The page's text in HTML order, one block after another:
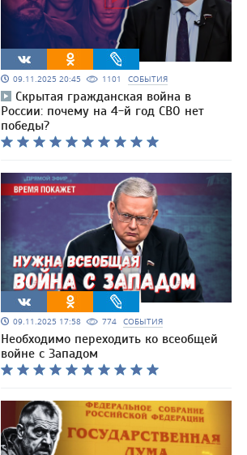
09.11.2025 20:45 1101 СОБЫТИЯ
Скрытая гражданская война в
России: почему на 4-й год СВО нет
победы?
09.11.2025 17:58 774 СОБЫТИЯ
Необходимо переходить ко всеобщей
войне с Западом